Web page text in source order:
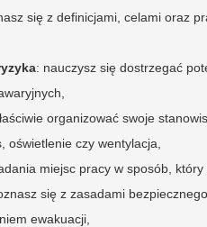
się z definicjami, celami oraz
: nauczysz się dostrzegać
organizować swoje
oświetlenie czy wentylacja,
miejsc pracy w sposób,
się z zasadami
ewakuacji,